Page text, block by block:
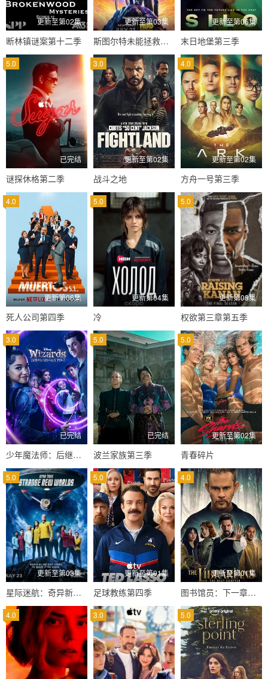
更新至第02集
断林镇谜案第十二季
更新至第03集
斯图尔特未能拯救宇宙
更新至第06集
末日地堡第三季
5.0
已完结
谜探休格第二季
3.0
更新至第02集
战斗之地
4.0
更新至第02集
方舟一号第三季
4.0
更新第06集
死人公司第四季
5.0
更新第04集
冷
5.0
更新第08集
权欲第三章第五季
3.0
已完结
少年魔法师：后继者第三季
5.0
已完结
波兰家族第三季
5.0
更新至第02集
青春碎片
5.0
更新至第03集
星际迷航：奇异新世界第四季
5.0
更新至第01集
足球教练第四季
4.0
更新至第01集
图书馆员：下一章第二季
4.0 3.0 5.0